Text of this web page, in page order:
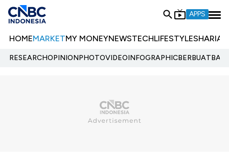
APPS
HOMEMARKETMY MONEYNEWSTECHLIFESTYLESHARIA
RESEARCHOPINIONPHOTOVIDEOINFOGRAPHIC